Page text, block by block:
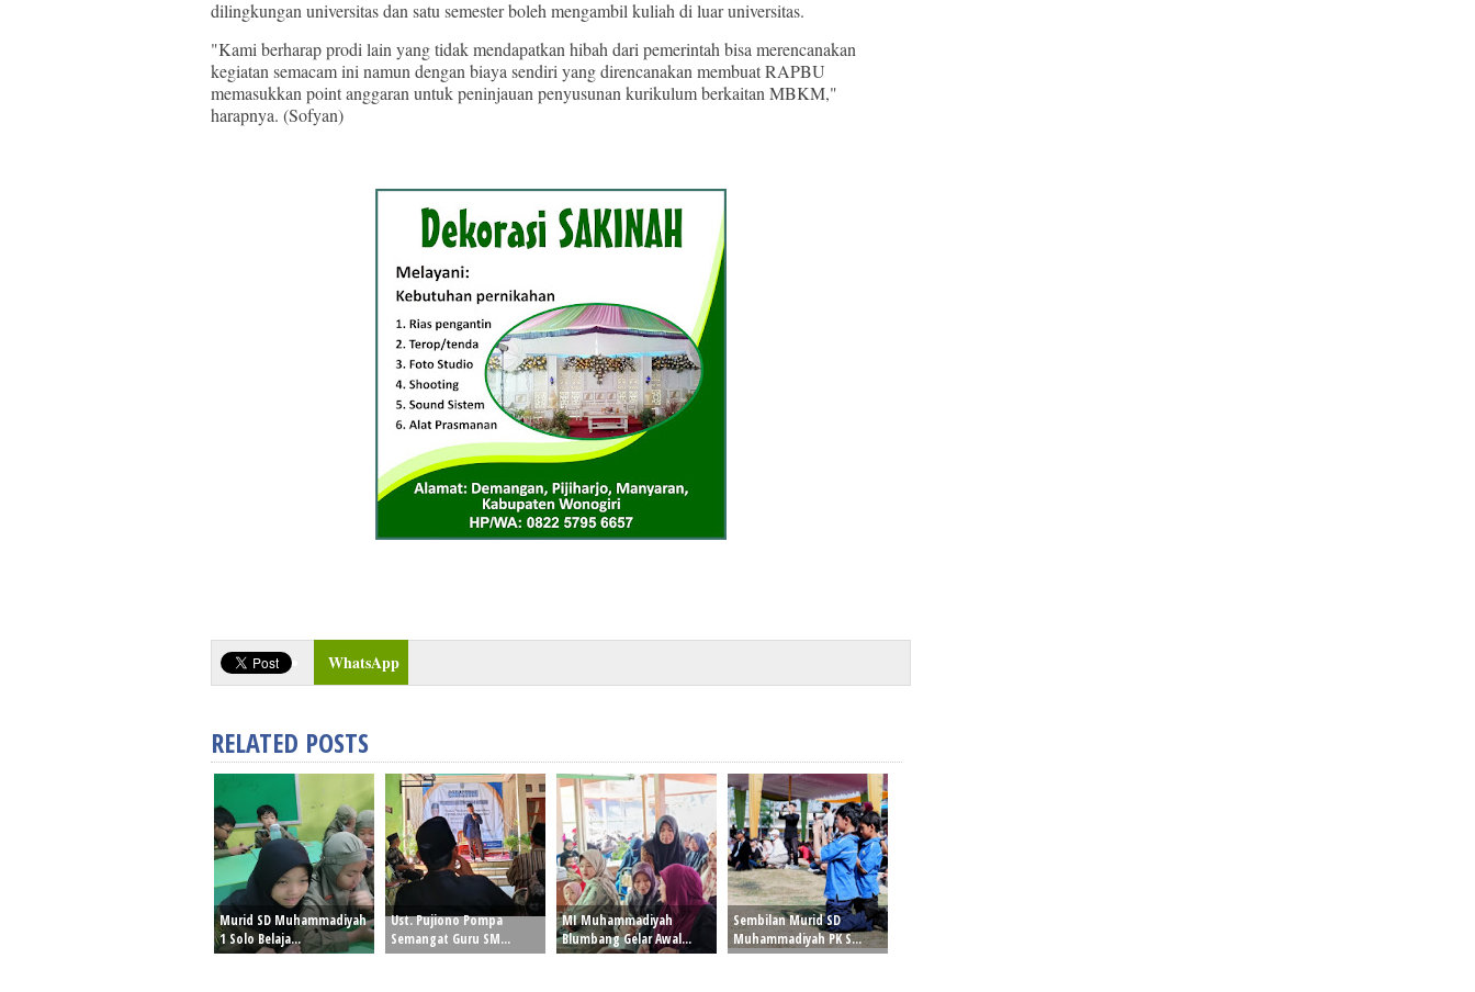
dilingkungan universitas dan satu semester boleh mengambil kuliah di luar universitas.
"Kami berharap prodi lain yang tidak mendapatkan hibah dari pemerintah bisa merencanakan
kegiatan semacam ini namun dengan biaya sendiri yang direncanakan membuat RAPBU
memasukkan point anggaran untuk peninjauan penyusunan kurikulum berkaitan MBKM,"
harapnya. (Sofyan)
WhatsApp
RELATED POSTS
Murid SD Muhammadiyah
1 Solo Belaja...
Ust. Pujiono Pompa
Semangat Guru SM...
MI Muhammadiyah
Blumbang Gelar Awal...
Sembilan Murid SD
Muhammadiyah PK S...